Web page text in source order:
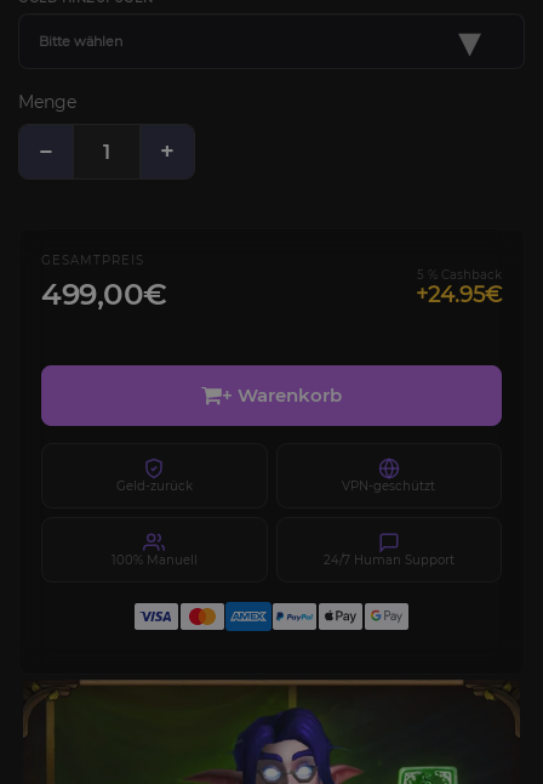
Bitte wählen ▾
Menge
− +
GESAMTPREIS
499,00€
5 % Cashback
+24.95€
+ Warenkorb
Geld-zurück VPN-geschützt
100% Manuell 24/7 Human Support